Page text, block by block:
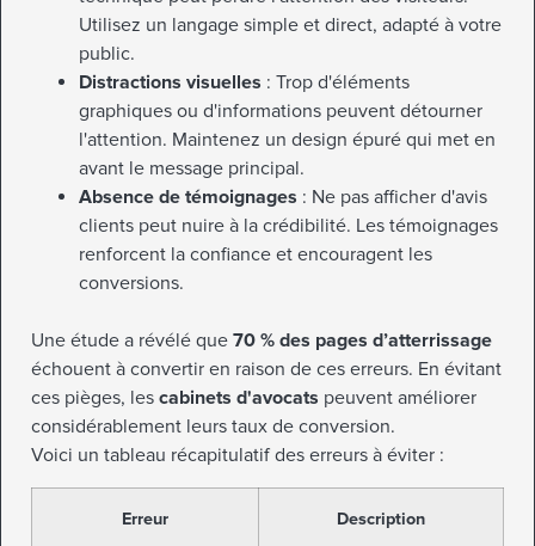
Utilisez un langage simple et direct, adapté à votre
public.
Distractions visuelles : Trop d'éléments
graphiques ou d'informations peuvent détourner
l'attention. Maintenez un design épuré qui met en
avant le message principal.
Absence de témoignages : Ne pas afficher d'avis
clients peut nuire à la crédibilité. Les témoignages
renforcent la confiance et encouragent les
conversions.
Une étude a révélé que 70 % des pages d’atterrissage
échouent à convertir en raison de ces erreurs. En évitant
ces pièges, les cabinets d'avocats peuvent améliorer
considérablement leurs taux de conversion.
Voici un tableau récapitulatif des erreurs à éviter :
Erreur Description